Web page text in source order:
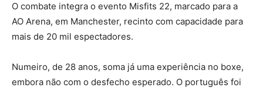
O combate integra o evento Misfits 22, marcado para a
AO Arena, em Manchester, recinto com capacidade para
mais de 20 mil espectadores.
Numeiro, de 28 anos, soma já uma experiência no boxe,
embora não com o desfecho esperado. O português foi